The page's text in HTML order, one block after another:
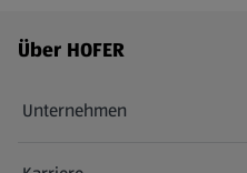
Fußzeilenmenü - weitere Links
Über HOFER
Unternehmen